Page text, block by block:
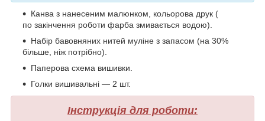
Канва з нанесеним малюнком, кольорова друк (
по закінчення роботи фарба змивається водою).
Набір бавовняних нитей муліне з запасом (на 30%
більше, ніж потрібно).
Паперова схема вишивки.
Голки вишивальні — 2 шт.
Інструкція для роботи: